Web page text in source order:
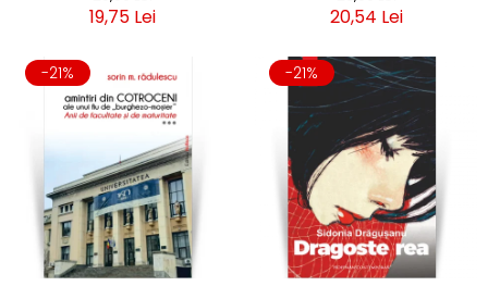
19,75 Lei 20,54 Lei
-21% -21%